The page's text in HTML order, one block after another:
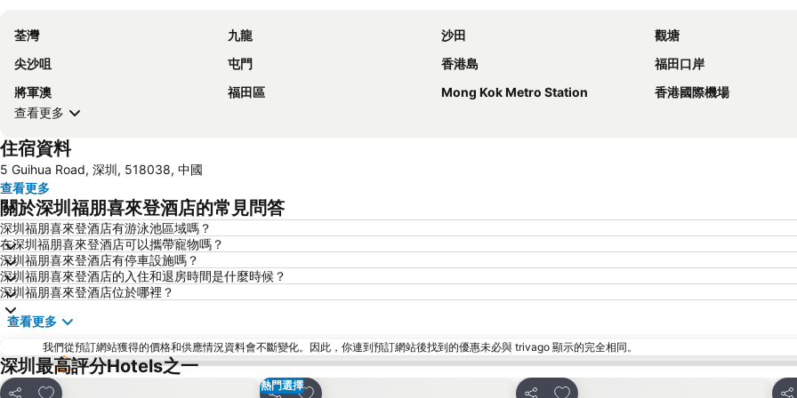
荃灣 九龍 沙田
觀塘
尖沙咀
屯門 香港島
福田口岸
將軍澳
福田區 Mong Kok Metro Station
香港國際機場
查看更多
住宿資料
5 Guihua Road, 深圳, 518038, 中國
查看更多
關於深圳福朋喜來登酒店的常見問答
深圳福朋喜來登酒店有游泳池區域嗎？
在深圳福朋喜來登酒店可以攜帶寵物嗎？
深圳福朋喜來登酒店有停車設施嗎？
深圳福朋喜來登酒店的入住和退房時間是什麼時候？
深圳福朋喜來登酒店位於哪裡？
查看更多
我們從預訂網站獲得的價格和供應情況資料會不斷變化。因此，你連到預訂網站後找到的優惠未必與 trivago 顯示的完全相同。
深圳最高評分Hotels之一
放到收藏夾 熱門選擇放到收藏夾 放到收藏夾